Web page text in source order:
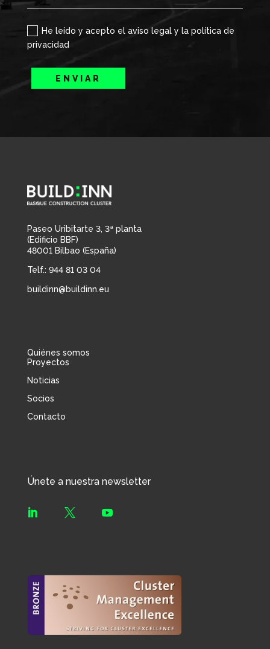
He leído y acepto el aviso legal y la política de
privacidad
ENVIAR
Paseo Uribitarte 3, 3ª planta
(Edificio BBF)
48001 Bilbao (España)
Telf.: 944 81 03 04
buildinn@buildinn.eu
Quiénes somos
Proyectos
Noticias
Socios
Contacto
Únete a nuestra newsletter
  